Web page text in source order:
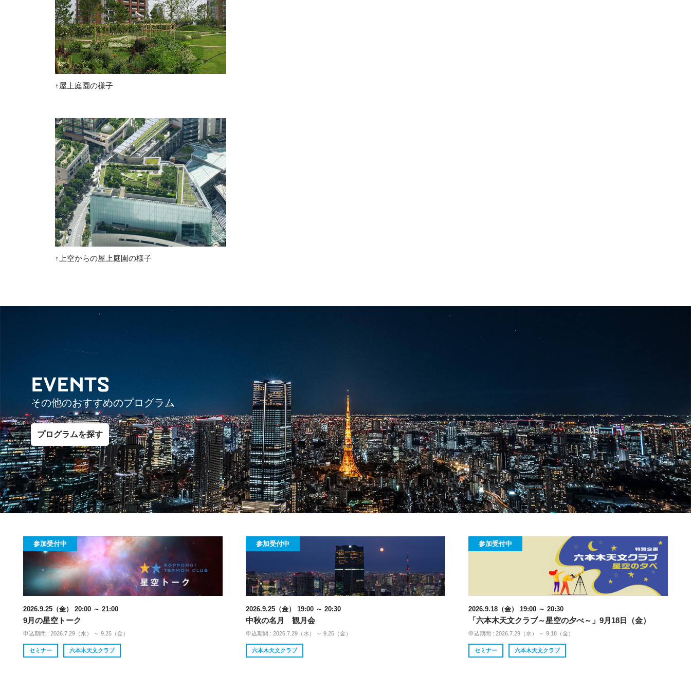
↑屋上庭園の様子
↑上空からの屋上庭園の様子
EVENTS
その他のおすすめのプログラム
プログラムを探す
参加受付中
2026.9.25（金） 20:00 ～ 21:00
9月の星空トーク
申込期間 : 2026.7.29（水） ～ 9.25（金）
セミナー 六本木天文クラブ
参加受付中
2026.9.25（金） 19:00 ～ 20:30
中秋の名月 観月会
申込期間 : 2026.7.29（水） ～ 9.25（金）
六本木天文クラブ
参加受付中
2026.9.18（金） 19:00 ～ 20:30
「六本木天文クラブ～星空の夕べ～」9月18日（金）
申込期間 : 2026.7.29（水） ～ 9.18（金）
セミナー 六本木天文クラブ